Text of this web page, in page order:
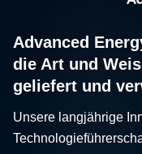
Advanced
die Art und
geliefert und
Unsere langjährige